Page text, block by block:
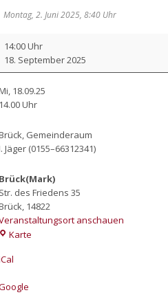
Montag, 2. Juni 2025, 8:40 Uhr
de­
nach­
14:00 Uhr
18. Sep­tem­ber 2025
18.09.25
14.00 Uhr
Gemein­de­raum
Jäger (0155–66312341)
Brück(Mark)
Str. des Friedens 35
, 14822
anschauen
Karte